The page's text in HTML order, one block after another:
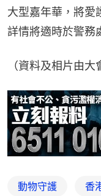
大型嘉年華，將愛
詳情將適時於警務
（資料及相片由大
動物守護 香